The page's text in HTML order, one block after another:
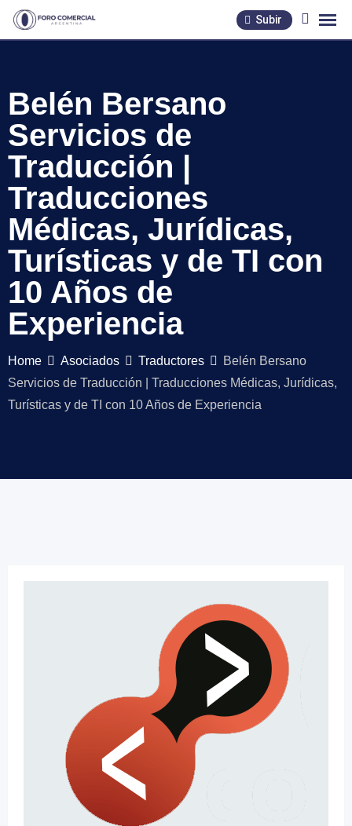
Skip
Subir
Belén Bersano
Servicios de
Traducción |
Traducciones
Médicas, Jurídicas,
Turísticas y de TI con
10 Años de
Experiencia
Home Asociados Traductores
Belén Bersano
Servicios de Traducción | Traducciones Médicas, Jurídicas,
Turísticas y de TI con 10 Años de Experiencia